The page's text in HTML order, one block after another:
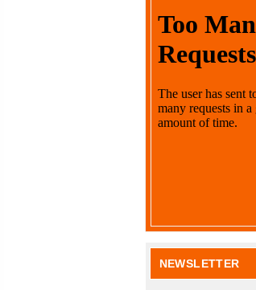
NEWSLETTER